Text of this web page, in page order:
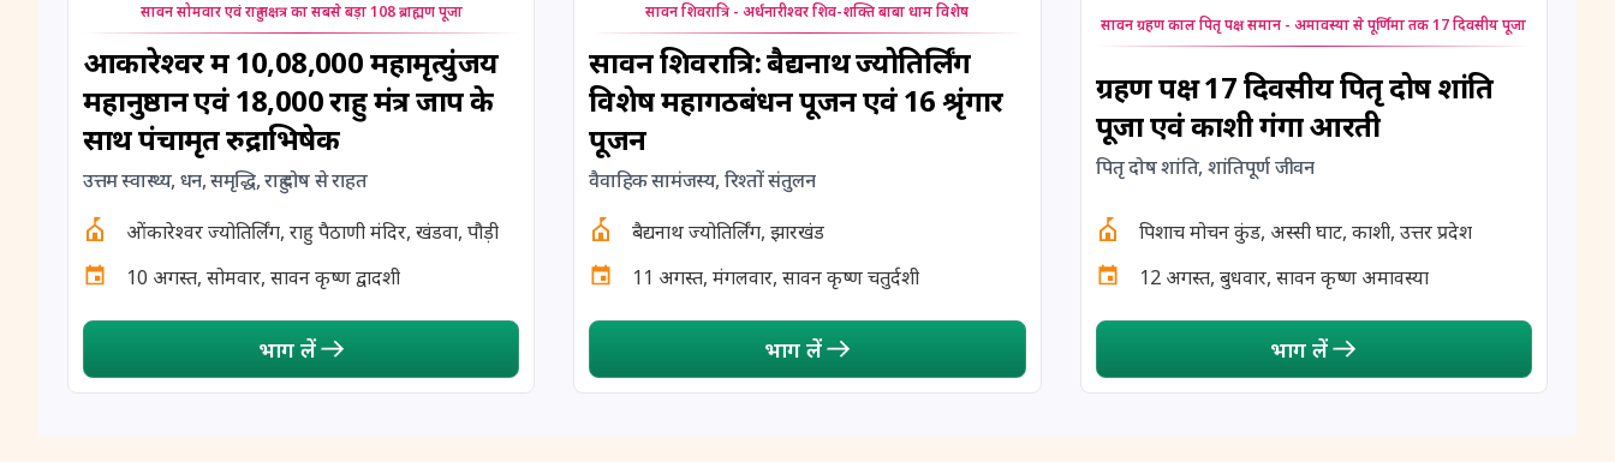
12 August, 2026 Hariyali Amavasya
12 August, 2026 Shravana Amavasya
13 August, 2026
13 August, 2026 Surya Grahan
14 August, 2026 Chandra Darshan
15 August, 2026 Andal Jayanthi
सावन सोमवार एवं राहु नक्षत्र का सबसे बड़ा 108 ब्राह्मण पूजा
ओंकारेश्वर में 10,08,000 महामृत्युंजय
महानुष्ठान एवं 18,000 राहु मंत्र जाप के
साथ पंचामृत रुद्राभिषेक
उत्तम स्वास्थ्य, धन, समृद्धि, राहु दोष से राहत
ओंकारेश्वर ज्योतिर्लिंग, राहु पैठाणी मंदिर, खंडवा, पौड़ी
10 अगस्त, सोमवार, सावन कृष्ण द्वादशी
भाग लें
सावन शिवरात्रि - अर्धनारीश्वर शिव-शक्ति बाबा धाम विशेष
सावन शिवरात्रि: बैद्यनाथ ज्योतिर्लिंग
विशेष महागठबंधन पूजन एवं 16 श्रृंगार
पूजन
वैवाहिक सामंजस्य, रिश्तों संतुलन
बैद्यनाथ ज्योतिर्लिंग, झारखंड
11 अगस्त, मंगलवार, सावन कृष्ण चतुर्दशी
भाग लें
सावन ग्रहण काल पितृ पक्ष समान - अमावस्या से पूर्णिमा तक 17 दिवसीय पूजा
ग्रहण पक्ष 17 दिवसीय पितृ दोष शांति
पूजा एवं काशी गंगा आरती
पितृ दोष शांति, शांतिपूर्ण जीवन
पिशाच मोचन कुंड, अस्सी घाट, काशी, उत्तर प्रदेश
12 अगस्त, बुधवार, सावन कृष्ण अमावस्या
भाग लें